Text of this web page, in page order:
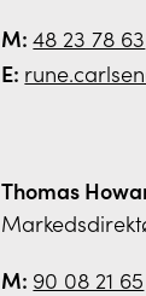
M:48 23 78 63
E:
Thomas
M: 90 08 21 65